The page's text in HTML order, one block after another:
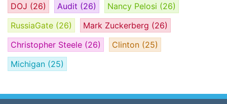
DOJ (26) Audit (26) Nancy Pelosi (26)
RussiaGate (26) Mark Zuckerberg (26)
Christopher Steele (26) Clinton (25)
Michigan (25)